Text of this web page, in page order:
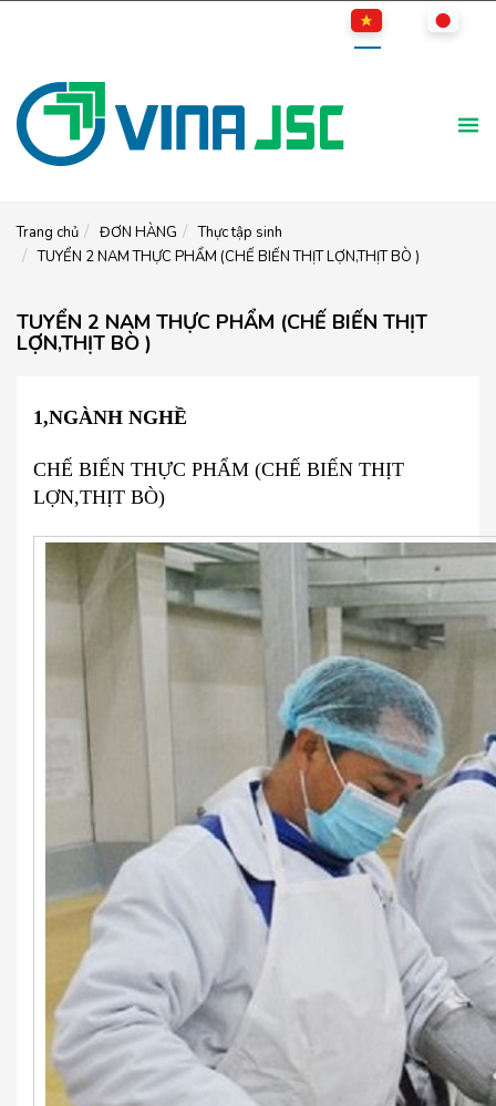
Trang chủ ĐƠN HÀNG
Thực tập sinh
TUYỂN 2 NAM THỰC PHẨM (CHẾ BIẾN THỊT LỢN,THỊT BÒ )
TUYỂN 2 NAM THỰC PHẨM (CHẾ BIẾN THỊT
LỢN,THỊT BÒ )
1,NGÀNH NGHỀ
CHẾ BIẾN THỰC PHẨM (CHẾ BIẾN THỊT
LỢN,THỊT BÒ)